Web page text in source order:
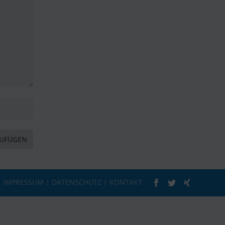
IMPRESSUM | DATENSCHUTZ | KONTAKT